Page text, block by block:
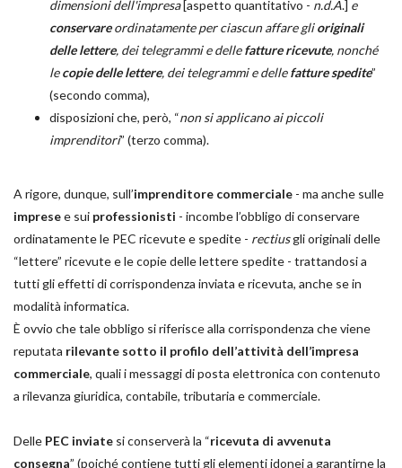
dimensioni dell'impresa[aspetto quantitativo - n.d.A.] e
conservareordinatamente per ciascun affare glioriginali
delle lettere, dei telegrammi e dellefatture ricevute, nonché
lecopie delle lettere, dei telegrammi e dellefatture spedite”
(secondo comma),
disposizioni che, però, “non si applicano ai piccoli
imprenditori” (terzo comma).
A rigore, dunque, sull’imprenditore commerciale - ma anche sulle
impresee sui professionisti - incombe l’obbligo di conservare
ordinatamente le PEC ricevute e spedite - rectiusgli originali delle
“lettere” ricevute e le copie delle lettere spedite - trattandosi a
tutti gli effetti di corrispondenza inviata e ricevuta, anche se in
modalità informatica.
È ovvio che tale obbligo si riferisce alla corrispondenza che viene
reputata rilevante sotto il profilo dell’attività dell’impresa
commerciale, quali i messaggi di posta elettronica con contenuto
a rilevanza giuridica, contabile, tributaria e commerciale.
Delle PEC inviate si conserverà la “ricevuta di avvenuta
consegna” (poiché contiene tutti gli elementi idonei a garantirne la